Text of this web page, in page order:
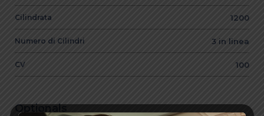
Cilindrata 1200
Numero di Cilindri 3 in linea
CV 100
Optionals